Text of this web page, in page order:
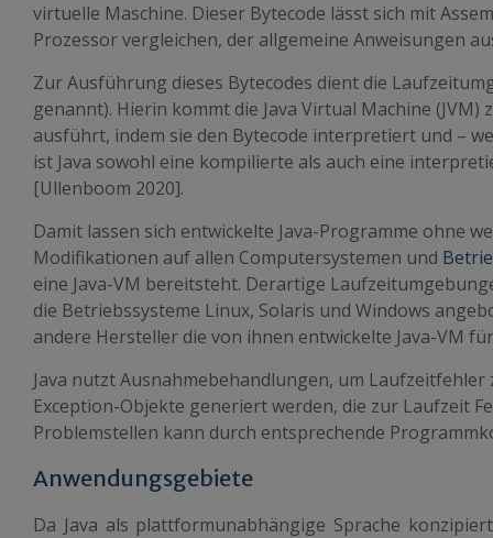
virtuelle Maschine. Dieser Bytecode lässt sich mit
Prozessor vergleichen, der allgemeine Anweisungen
Zur Ausführung dieses Bytecodes dient die
genannt). Hierin kommt die Java Virtual Machine (JVM)
ausführt, indem sie den Bytecode interpretiert und –
ist Java sowohl eine kompilierte als auch eine
[Ullenboom 2020].
Damit lassen sich entwickelte Java-Programme ohne
Modifikationen auf allen Computersystemen und
eine Java-VM bereitsteht. Derartige
die Betriebssysteme Linux, Solaris und Windows
andere Hersteller die von ihnen entwickelte Java-VM
Java nutzt Ausnahmebehandlungen, um Laufzeitfehler
Exception-Objekte generiert werden, die zur Laufzeit
Problemstellen kann durch entsprechende
Anwendungsgebiete
Da Java als plattformunabhängige Sprache